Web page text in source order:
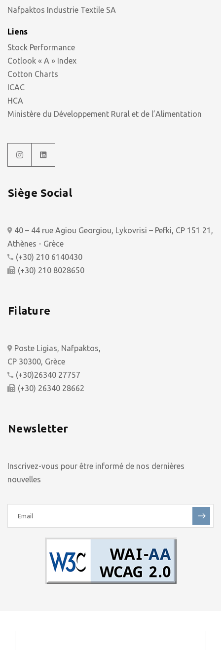
Nafpaktos Industrie Textile SA
Liens
Stock Performance
Cotlook « A » Index
Cotton Charts
ICAC
HCA
Ministère du Développement Rural et de l’Alimentation
Siège Social
40 – 44 rue Agiou Georgiou, Lykovrisi – Pefki, CP 151 21,
Athènes - Grèce
(+30) 210 6140430
(+30) 210 8028650
Filature
Poste Ligias, Nafpaktos,
CP 30300, Grèce
(+30)26340 27757
(+30) 26340 28662
Newsletter
Inscrivez-vous pour être informé de nos dernières
nouvelles